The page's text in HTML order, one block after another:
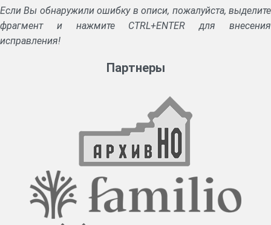
Если Вы обнаружили ошибку в описи, пожалуйста, выделите
фрагмент и нажмите CTRL+ENTER для внесения
исправления!
Партнеры